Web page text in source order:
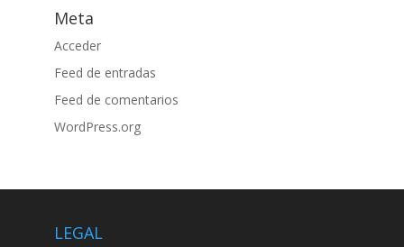
Meta
Acceder
Feed de entradas
Feed de comentarios
WordPress.org
LEGAL